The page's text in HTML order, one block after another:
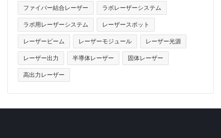
ファイバー結合レーザー ラボレーザーシステム
ラボ用レーザーシステム レーザースポット
レーザービーム レーザーモジュール レーザー光源
レーザー出力 半導体レーザー 固体レーザー
高出力レーザー